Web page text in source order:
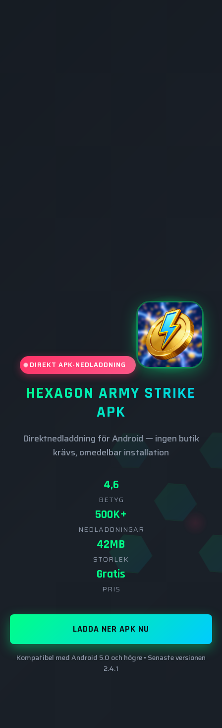
DIREKT APK-NEDLADDNING
HEXAGON ARMY STRIKE
APK
Direktnedladdning för Android — ingen butik
krävs, omedelbar installation
4,6
BETYG
500K+
NEDLADDNINGAR
42MB
STORLEK
Gratis
PRIS
LADDA NER APK NU
Kompatibel med Android 5.0 och högre • Senaste versionen
2.4.1